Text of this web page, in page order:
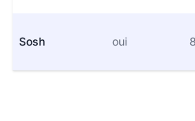
Sosh oui